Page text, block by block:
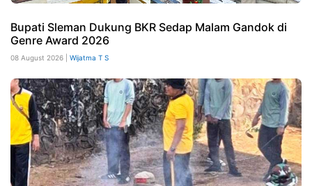
Bupati Sleman Dukung BKR Sedap Malam Gandok di
Genre Award 2026
08 August 2026 | Wijatma T S